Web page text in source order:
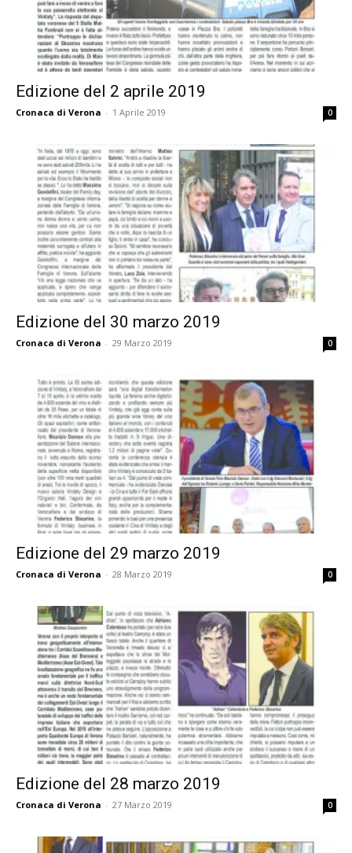
Edizione del 2 aprile 2019
Cronaca di Verona - 1 Aprile 2019 0
Edizione del 30 marzo 2019
Cronaca di Verona - 29 Marzo 2019 0
Edizione del 29 marzo 2019
Cronaca di Verona - 28 Marzo 2019 0
Edizione del 28 marzo 2019
Cronaca di Verona - 27 Marzo 2019 0